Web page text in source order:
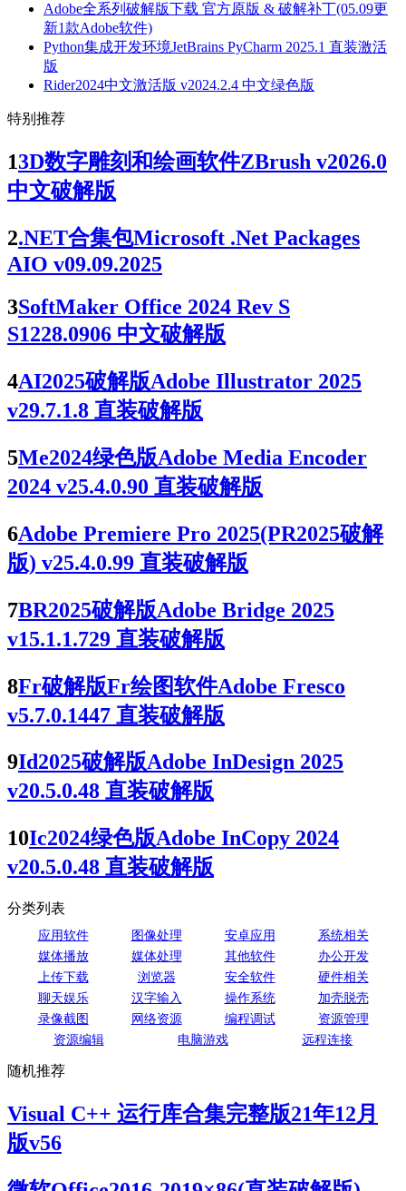
Adobe全系列破解版下载 官方原版 & 破解补丁(05.09更
新1款Adobe软件)
Python集成开发环境JetBrains PyCharm 2025.1 直装激活
版
Rider2024中文激活版 v2024.2.4 中文绿色版
特别推荐
13D数字雕刻和绘画软件ZBrush v2026.0
中文破解版
2.NET合集包Microsoft .Net Packages
AIO v09.09.2025
3SoftMaker Office 2024 Rev S
S1228.0906 中文破解版
4AI2025破解版Adobe Illustrator 2025
v29.7.1.8 直装破解版
5Me2024绿色版Adobe Media Encoder
2024 v25.4.0.90 直装破解版
6Adobe Premiere Pro 2025(PR2025破解
版) v25.4.0.99 直装破解版
7BR2025破解版Adobe Bridge 2025
v15.1.1.729 直装破解版
8Fr破解版Fr绘图软件Adobe Fresco
v5.7.0.1447 直装破解版
9Id2025破解版Adobe InDesign 2025
v20.5.0.48 直装破解版
10Ic2024绿色版Adobe InCopy 2024
v20.5.0.48 直装破解版
分类列表
应用软件 图像处理 安卓应用
系统相关
媒体播放
媒体处理 其他软件
办公开发
上传下载
浏览器 安全软件
硬件相关
聊天娱乐
汉字输入 操作系统
加壳脱壳
录像截图
网络资源 编程调试
资源管理
资源编辑
电脑游戏 远程连接
随机推荐
Visual C++ 运行库合集完整版21年12月
版v56